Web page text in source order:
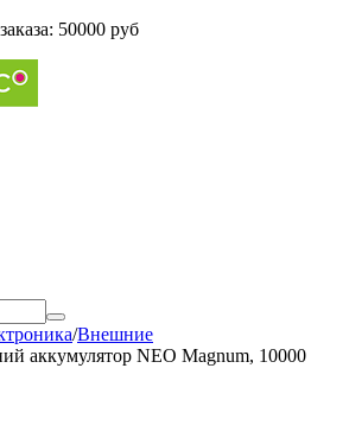
50000 руб
/Внешние
аккумулятор NEO Magnum, 10000